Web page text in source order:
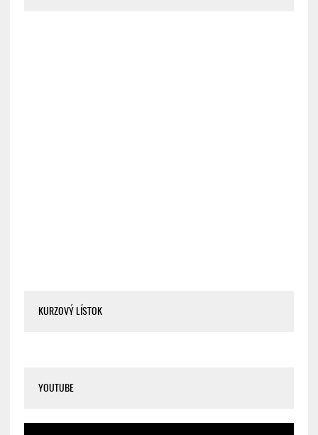
KURZOVÝ LÍSTOK
YOUTUBE